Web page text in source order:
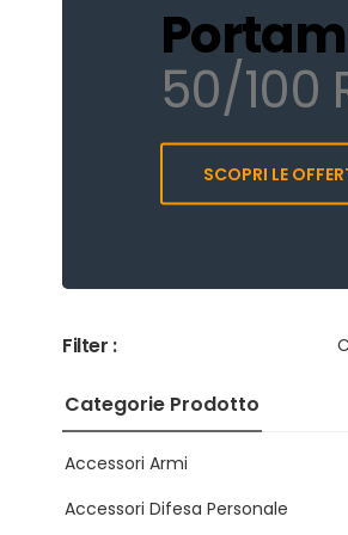
50/100
SCOPRI LE
Filter :
Categorie Prodotto
Accessori Armi
Accessori Difesa Personale